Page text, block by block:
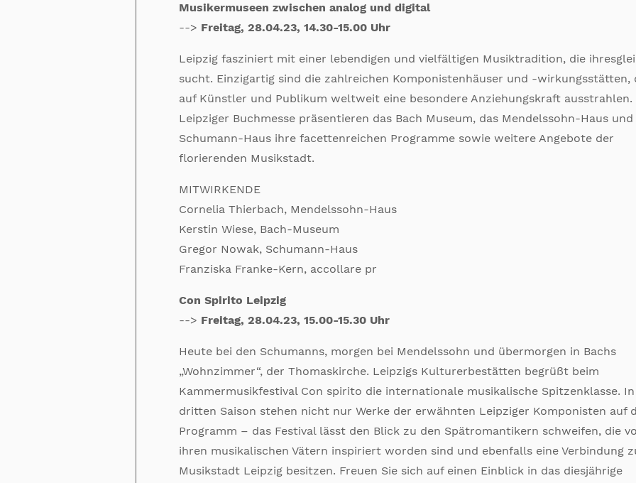
Musikermuseen zwischen analog und digital
--> Freitag, 28.04.23, 14.30-15.00 Uhr
Leipzig fasziniert mit einer lebendigen und vielfältigen Musiktradition, die
sucht. Einzigartig sind die zahlreichen Komponistenhäuser und -wirkungsstätten,
auf Künstler und Publikum weltweit eine besondere Anziehungskraft ausstrahlen.
Leipziger Buchmesse präsentieren das Bach Museum, das Mendelssohn-Haus und
Schumann-Haus ihre facettenreichen Programme sowie weitere Angebote der
florierenden Musikstadt.
MITWIRKENDE
Cornelia Thierbach, Mendelssohn-Haus
Kerstin Wiese, Bach-Museum
Gregor Nowak, Schumann-Haus
Franziska Franke-Kern, accollare pr
Con Spirito Leipzig
--> Freitag, 28.04.23, 15.00-15.30 Uhr
Heute bei den Schumanns, morgen bei Mendelssohn und übermorgen in Bachs
„Wohnzimmer“, der Thomaskirche. Leipzigs Kulturerbestätten begrüßt beim
Kammermusikfestival Con spirito die internationale musikalische Spitzenklasse.
dritten Saison stehen nicht nur Werke der erwähnten Leipziger Komponisten auf
Programm – das Festival lässt den Blick zu den Spätromantikern schweifen, die
ihren musikalischen Vätern inspiriert worden sind und ebenfalls eine Verbindung
Musikstadt Leipzig besitzen. Freuen Sie sich auf einen Einblick in das diesjährige